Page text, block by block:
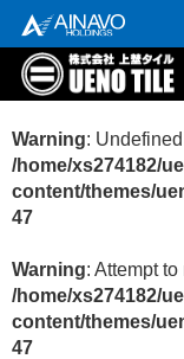
Warning:
/home/xs274182/
content/themes/
47
Warning: Attempt
/home/xs274182/
content/themes/
47